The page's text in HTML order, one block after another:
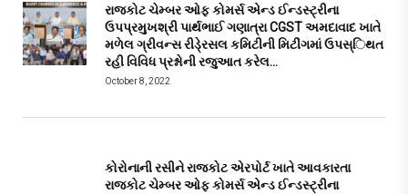
રાજકોટ ચેમ્બર ઓફ કોમર્સ એન્ડ ઈન્ડસ્ટ્રીના
ઉપપ્રમુખશ્રી પાર્થભાઈ ગણાત્રા CGST અમદાવાદ ખાતે
મળેલ ગ્રીવન્સ રીડે્રસલ કમિટીની મિટીંગમાં ઉપસ્િથત
રહી વિવિધ પ્રશ્નોની રજુઆત કરેલ…
October 8, 2022
કોરોનાની રસીને રાજકોટ એરપોર્ટ ખાતે આવકારતા
રાજકોટ ચેમ્બર ઓફ કોમર્સ એન્ડ ઈન્ડસ્ટ્રીના